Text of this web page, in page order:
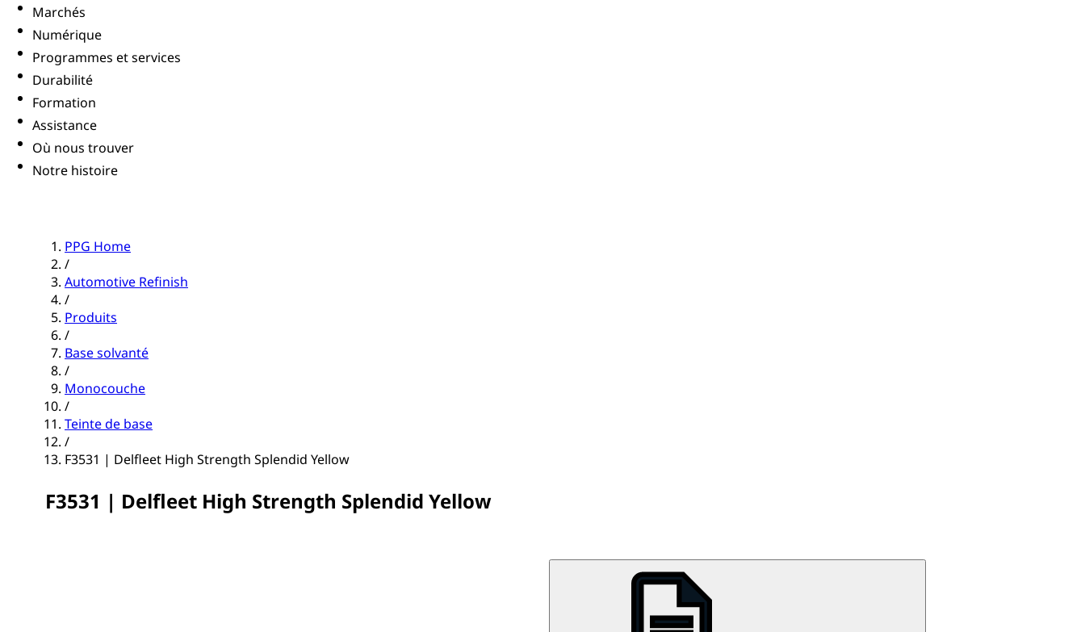
Marchés
Numérique
Programmes et services
Durabilité
Formation
Assistance
Où nous trouver
Notre histoire
PPG Home
/
Automotive Refinish
/
Produits
/
Base solvanté
/
Monocouche
/
Teinte de base
/
F3531 | Delfleet High Strength Splendid Yellow
F3531 | Delfleet High Strength Splendid Yellow